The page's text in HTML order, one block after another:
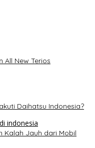
All New Terios
Daihatsu Indonesia?
Kalah Jauh dari Mobil